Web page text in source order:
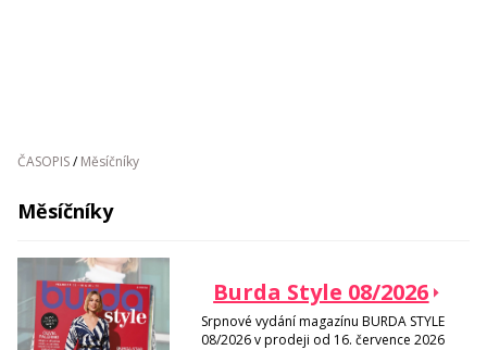
ČASOPIS/ Měsíčníky
Měsíčníky
Burda Style 08/2026
Srpnové vydání magazínu BURDA STYLE
08/2026 v prodeji od 16. července 2026